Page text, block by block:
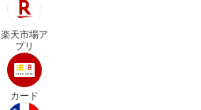
楽天市場ア
プリ
カード